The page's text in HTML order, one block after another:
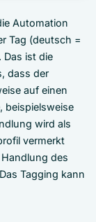
Automation
Tag (deutsch =
Das ist die
dass der
auf einen
beispielsweise
wird als
vermerkt
des
Tagging kann